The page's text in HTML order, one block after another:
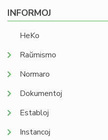
INFORMOJ
HeKo
Raŭmismo
Normaro
Dokumentoj
Establoj
Instancoj